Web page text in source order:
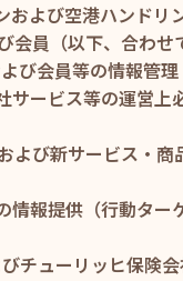
および空港ハンドリ
員（以下、合わせ
び会員等の情報管理
ービス等の運営上
よび新サービス・商
報提供（行動ター
ューリッヒ保険